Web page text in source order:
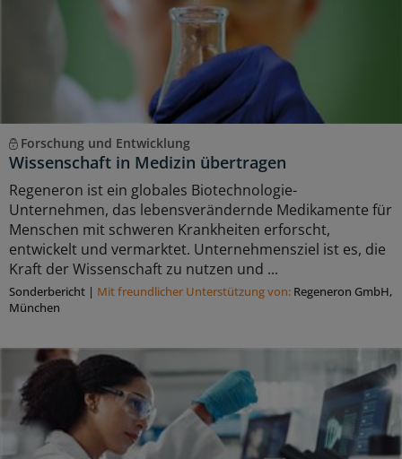
Forschung und Entwicklung
Wissenschaft in Medizin übertragen
Regeneron ist ein globales Biotechnologie-
Unternehmen, das lebensverändernde Medikamente für
Menschen mit schweren Krankheiten erforscht,
entwickelt und vermarktet. Unternehmensziel ist es, die
Kraft der Wissenschaft zu nutzen und ...
Sonderbericht | Mit freundlicher Unterstützung von: Regeneron GmbH,
München